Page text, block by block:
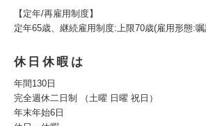
【定年/再雇用制度】
定年65歳、継続雇用制度:上限70歳(雇用形態:
休日休暇は
年間130日
完全週休二日制 （土曜 日曜 祝日）
年末年始6日